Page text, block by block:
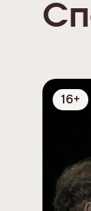
16+